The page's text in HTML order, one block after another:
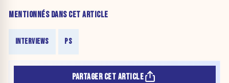
MENTIONNÉS DANS CET ARTICLE
INTERVIEWS PS
PARTAGER CET ARTICLE